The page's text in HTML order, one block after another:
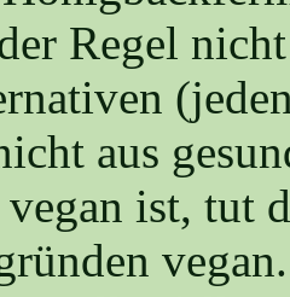
Regel
aus
ist, tut